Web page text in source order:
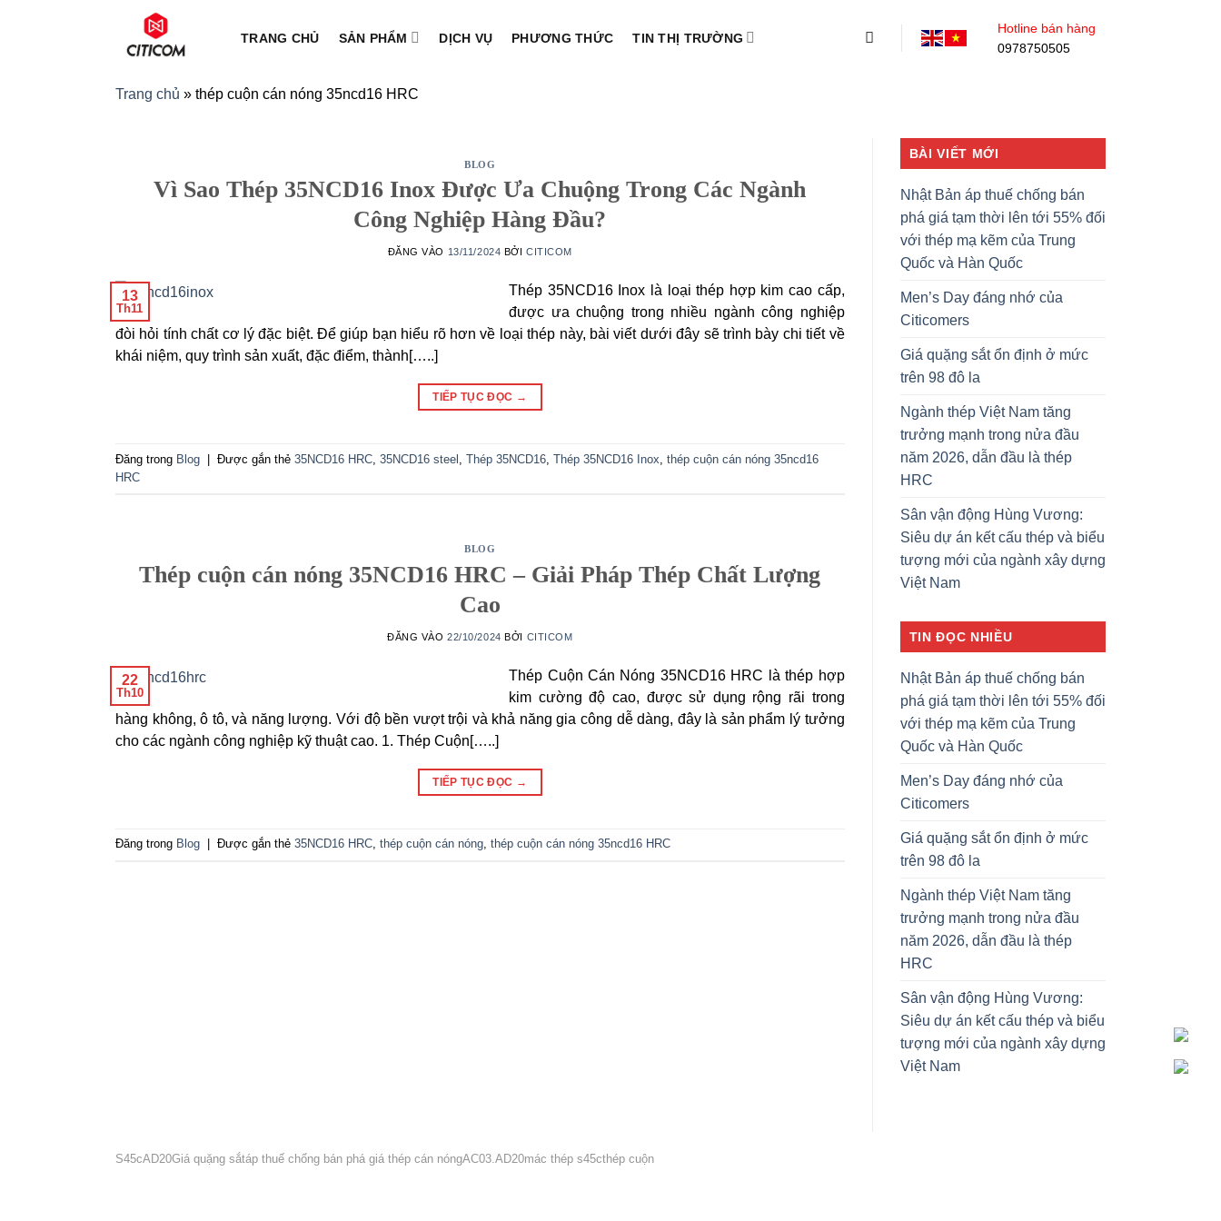
TRANG CHỦ SẢN PHẨM DỊCH VỤ PHƯƠNG THỨC TIN THỊ TRƯỜNG
Hotline bán hàng
0978750505
Trang chủ » thép cuộn cán nóng 35ncd16 HRC
BLOG
Vì Sao Thép 35NCD16 Inox Được Ưa Chuộng Trong Các Ngành
Công Nghiệp Hàng Đầu?
ĐĂNG VÀO 13/11/2024 BỞICITICOM
13
Th11
Thép 35NCD16 Inox là loại thép hợp kim cao cấp,
được ưa chuộng trong nhiều ngành công nghiệp
đòi hỏi tính chất cơ lý đặc biệt. Để giúp bạn hiểu rõ hơn về loại thép này, bài viết dưới đây sẽ trình bày chi tiết về
khái niệm, quy trình sản xuất, đặc điểm, thành[…..]
TIẾP TỤC ĐỌC →
Đăng trong Blog | Được gắn thẻ 35NCD16 HRC 35NCD16 steel Thép 35NCD16 Thép 35NCD16 Inox thép cuộn cán nóng 35ncd16
HRC
BLOG
Thép cuộn cán nóng 35NCD16 HRC – Giải Pháp Thép Chất Lượng
Cao
ĐĂNG VÀO22/10/2024 BỞI CITICOM
22
Th10
Thép Cuộn Cán Nóng 35NCD16 HRC là thép hợp
kim cường độ cao, được sử dụng rộng rãi trong
hàng không, ô tô, và năng lượng. Với độ bền vượt trội và khả năng gia công dễ dàng, đây là sản phẩm lý tưởng
cho các ngành công nghiệp kỹ thuật cao. 1. Thép Cuộn[…..]
TIẾP TỤC ĐỌC →
Đăng trong Blog Được gắn thẻ 35NCD16 HRC, thép cuộn cán nóng, thép cuộn cán nóng 35ncd16 HRC
BÀI VIẾT MỚI
Nhật Bản áp thuế chống bán
phá giá tạm thời lên tới 55% đối
với thép mạ kẽm của Trung
Quốc và Hàn Quốc
Men’s Day đáng nhớ của
Citicomers
Giá quặng sắt ổn định ở mức
trên 98 đô la
Ngành thép Việt Nam tăng
trưởng mạnh trong nửa đầu
năm 2026, dẫn đầu là thép
HRC
Sân vận động Hùng Vương:
Siêu dự án kết cấu thép và biểu
tượng mới của ngành xây dựng
Việt Nam
TIN ĐỌC NHIỀU
Nhật Bản áp thuế chống bán
phá giá tạm thời lên tới 55% đối
với thép mạ kẽm của Trung
Quốc và Hàn Quốc
Men’s Day đáng nhớ của
Citicomers
Giá quặng sắt ổn định ở mức
trên 98 đô la
Ngành thép Việt Nam tăng
trưởng mạnh trong nửa đầu
năm 2026, dẫn đầu là thép
HRC
Sân vận động Hùng Vương:
Siêu dự án kết cấu thép và biểu
tượng mới của ngành xây dựng
Việt Nam
S45cAD20Giá quặng sắtáp thuế chống bán phá giá thép cán nóngAC03.AD20mác thép s45cthép cuộn